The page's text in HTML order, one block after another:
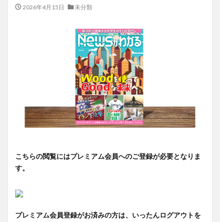
2026年4月15日 未分類
こちらの閲覧にはプレミアム会員へのご登録が必要となりま
す。
プレミアム会員登録がお済みの方は、いったんログアウトを